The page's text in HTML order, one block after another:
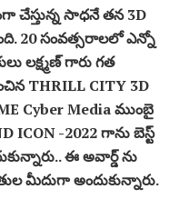
చేస్తున్న సాధనే తన 3D
20 సంవత్సరాలలో ఎన్నో
లక్ష్మణ్ గారు గత
THRILL CITY 3D
Cyber Media ముంబై
ICON -2022 గాను బెస్ట్
ఈ అవార్డ్ ను
మీదుగా అందుకున్నారు.